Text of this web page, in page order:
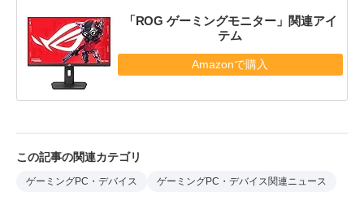
「ROG ゲーミングモニター」関連アイ
テム
Amazonで購入
この記事の関連カテゴリ
ゲーミングPC・デバイス ゲーミングPC・デバイス関連ニュース